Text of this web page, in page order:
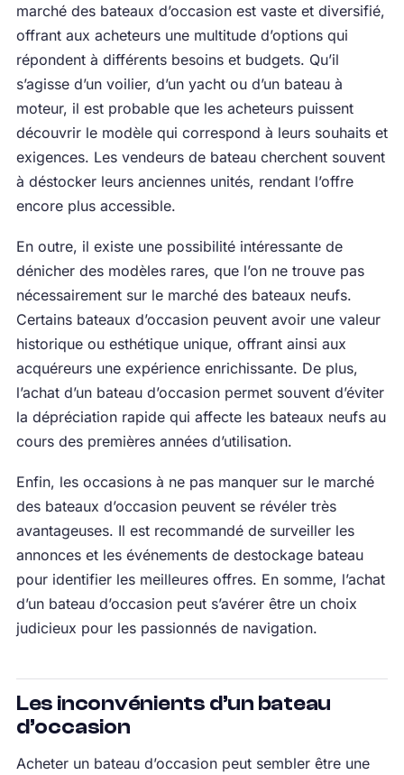
marché des bateaux d’occasion est vaste et diversifié,
offrant aux acheteurs une multitude d’options qui
répondent à différents besoins et budgets. Qu’il
s’agisse d’un voilier, d’un yacht ou d’un bateau à
moteur, il est probable que les acheteurs puissent
découvrir le modèle qui correspond à leurs souhaits et
exigences. Les vendeurs de bateau cherchent souvent
à déstocker leurs anciennes unités, rendant l’offre
encore plus accessible.
En outre, il existe une possibilité intéressante de
dénicher des modèles rares, que l’on ne trouve pas
nécessairement sur le marché des bateaux neufs.
Certains bateaux d’occasion peuvent avoir une valeur
historique ou esthétique unique, offrant ainsi aux
acquéreurs une expérience enrichissante. De plus,
l’achat d’un bateau d’occasion permet souvent d’éviter
la dépréciation rapide qui affecte les bateaux neufs au
cours des premières années d’utilisation.
Enfin, les occasions à ne pas manquer sur le marché
des bateaux d’occasion peuvent se révéler très
avantageuses. Il est recommandé de surveiller les
annonces et les événements de destockage bateau
pour identifier les meilleures offres. En somme, l’achat
d’un bateau d’occasion peut s’avérer être un choix
judicieux pour les passionnés de navigation.
Les inconvénients d’un bateau
d’occasion
Acheter un bateau d’occasion peut sembler être une